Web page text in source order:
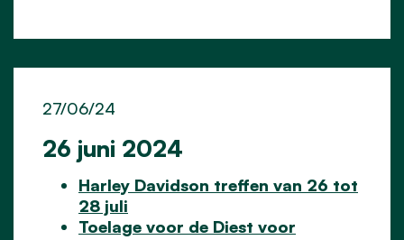
26 juni 2024
27/06/24
Harley Davidson treffen van 26 tot
28 juli
Toelage voor de Diest voor